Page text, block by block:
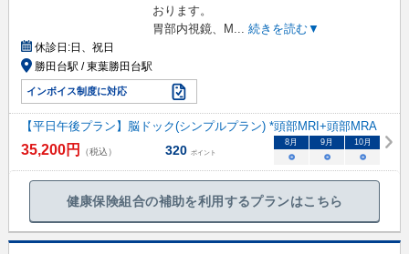
おります。
胃部内視鏡、M
続きを読む▼
休診日:日、祝日
勝田台駅 / 東葉勝田台駅
インボイス制度に対応
【平日午後プラン】脳ドック(シンプルプラン) *頭部MRI+頭部MRA
35,200円 （税込） 320 ポイント
8 月 9 月 10月
○ ○ ○
健康保険組合の補助を利用するプランはこちら